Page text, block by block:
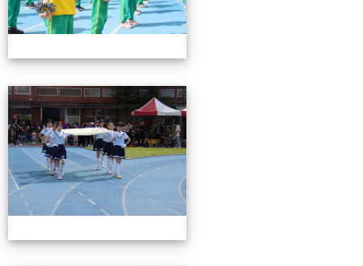
0503運動會花絮-2